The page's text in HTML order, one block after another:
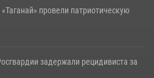
провели патриотическую
задержали рецидивиста за